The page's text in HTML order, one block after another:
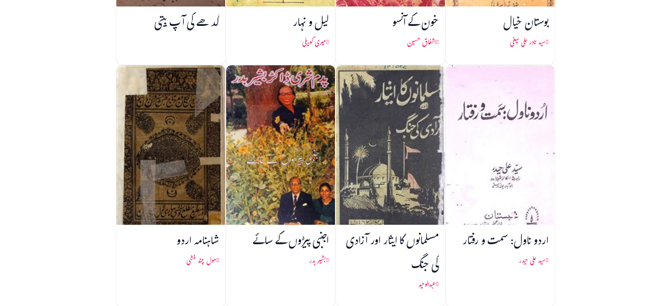
بوستان خیال
سید نادر علی سیفی
خون کے آنسو
اشفاق حسین
لیل و نہار
میری کوریلی
گدھے کی آپ بیتی
اردو ناول: سمت و رفتار
سید علی حیدر
مسلمانوں کا ایثار اور آزادی
کی جنگ
عبدالوحید
اجنبی پیڑوں کے سائے
بشیر بدر
شاہنامہ اردو
مول چند منشی